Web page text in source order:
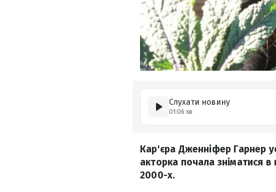
Слухати новину
01:06 хв
Кар'єра Дженніфер Гарнер
акторка почала зніматися
2000-х.